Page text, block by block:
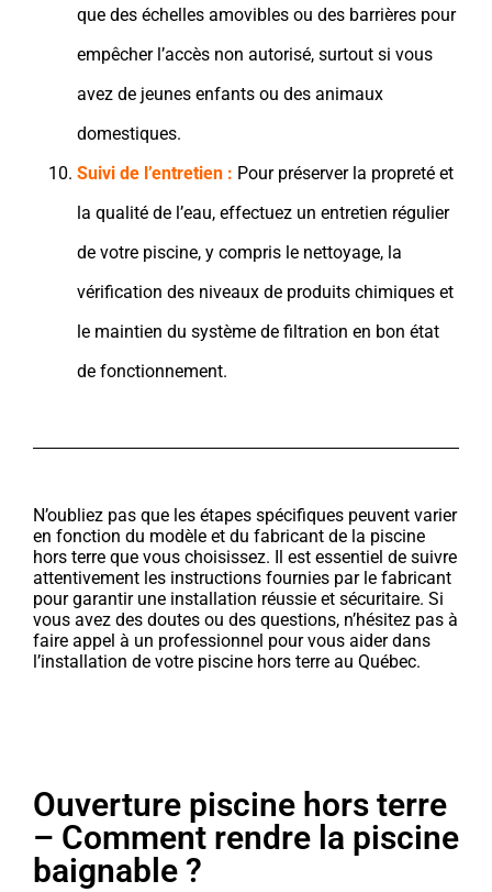
que des échelles amovibles ou des barrières pour
empêcher l’accès non autorisé, surtout si vous
avez de jeunes enfants ou des animaux
domestiques.
Suivi de l’entretien : Pour préserver la propreté et
la qualité de l’eau, effectuez un entretien régulier
de votre piscine, y compris le nettoyage, la
vérification des niveaux de produits chimiques et
le maintien du système de filtration en bon état
de fonctionnement.
N’oubliez pas que les étapes spécifiques peuvent varier
en fonction du modèle et du fabricant de la piscine
hors terre que vous choisissez. Il est essentiel de suivre
attentivement les instructions fournies par le fabricant
pour garantir une installation réussie et sécuritaire. Si
vous avez des doutes ou des questions, n’hésitez pas à
faire appel à un professionnel pour vous aider dans
l’installation de votre piscine hors terre au Québec.
Ouverture piscine hors terre
– Comment rendre la piscine
baignable ?